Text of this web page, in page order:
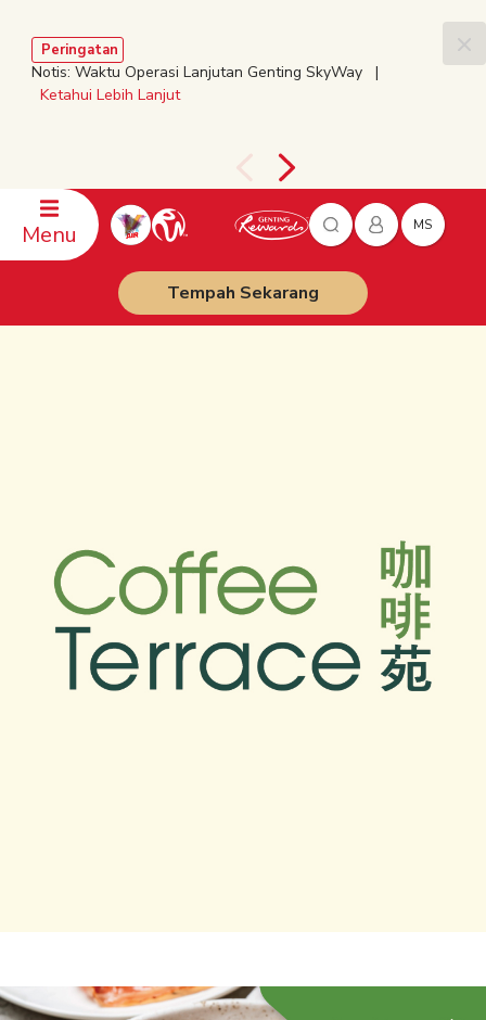
Peringatan
Notis: Waktu Operasi Lanjutan Genting SkyWay |
Ketahui Lebih Lanjut
Menu MS
Tempah Sekarang